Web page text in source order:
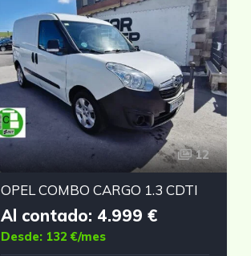
12
OPEL COMBO CARGO 1.3 CDTI
Al contado: 4.999 €
Desde: 132 €/mes